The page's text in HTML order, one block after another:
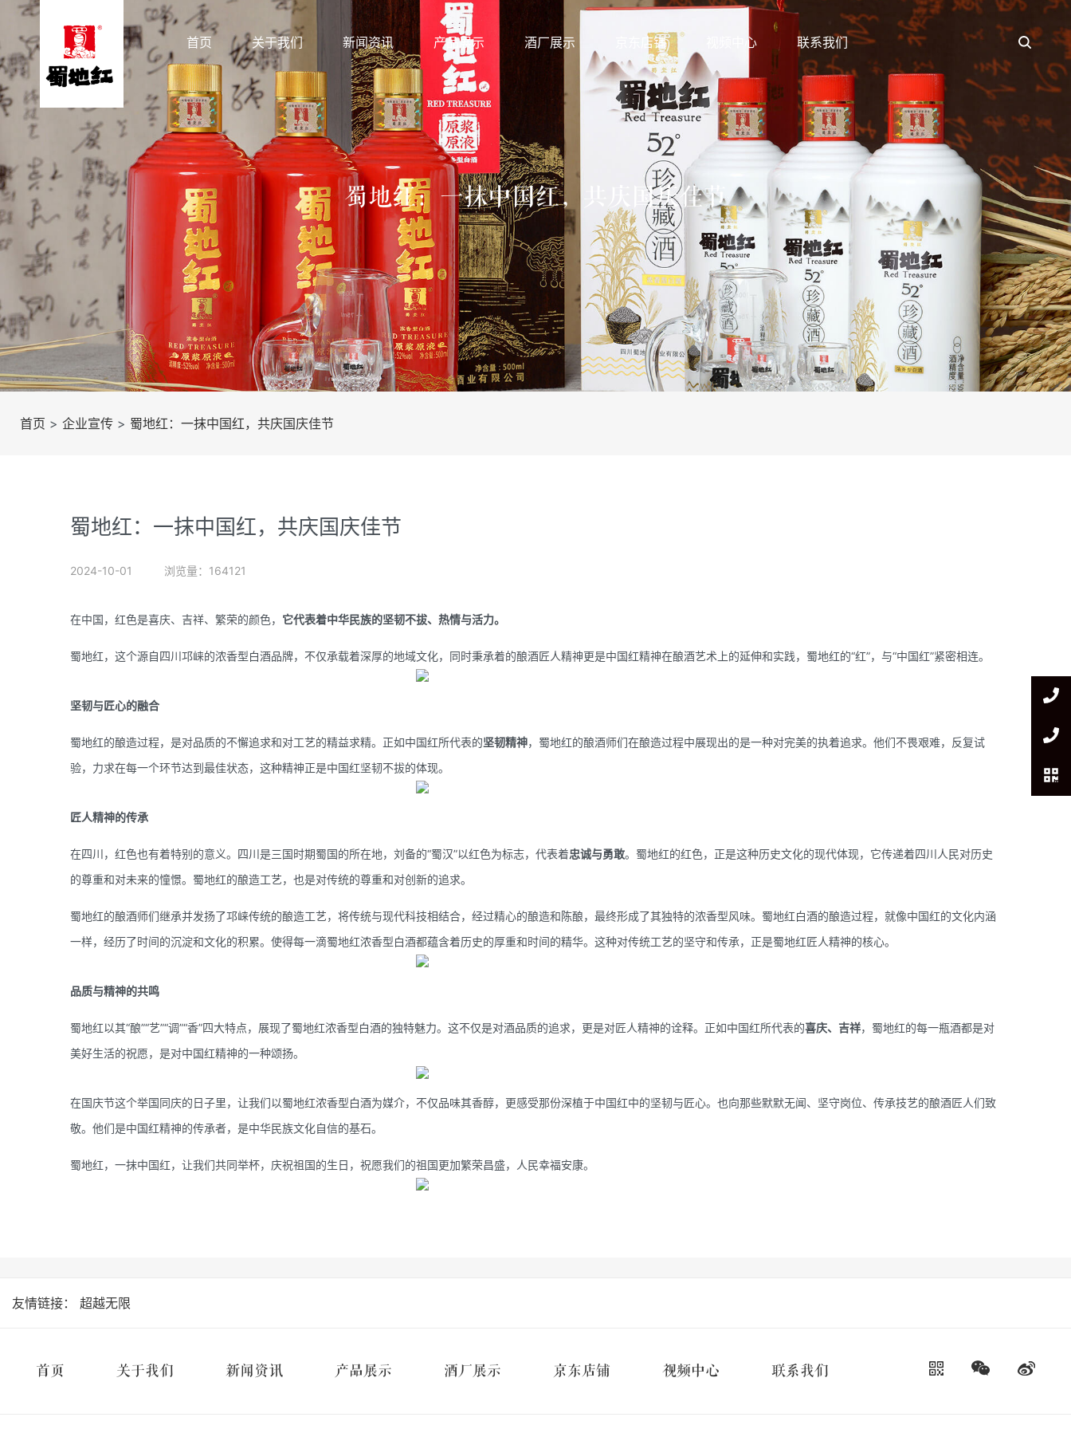
首页 关于我们 新闻资讯 产品展示 酒厂展示 京东店铺 视频中心 联系我们
蜀地红：一抹中国红，共庆国庆佳节
首页 > 企业宣传 > 蜀地红：一抹中国红，共庆国庆佳节
蜀地红：一抹中国红，共庆国庆佳节
2024-10-01 浏览量：164121
在中国，红色是喜庆、吉祥、繁荣的颜色， 它代表着中华民族的坚韧不拔、热情与活力。
蜀地红，这个源自四川邛崃的浓香型白酒品牌，不仅承载着深厚的地域文化，同时秉承着的酿酒匠人精神更是中国红精神在酿酒艺术上的延伸和实践，蜀地红的“红”，与“中国红”紧密相连。
坚韧与匠心的融合
蜀地红的酿造过程，是对品质的不懈追求和对工艺的精益求精。正如中国红所代表的坚韧精神，蜀地红的酿酒师们在酿造过程中展现出的是一种对完美的执着追求。他们不畏艰难，反复试
验，力求在每一个环节达到最佳状态，这种精神正是中国红坚韧不拔的体现。
匠人精神的传承
在四川，红色也有着特别的意义。四川是三国时期蜀国的所在地，刘备的“蜀汉”以红色为标志，代表着忠诚与勇敢。蜀地红的红色，正是这种历史文化的现代体现，它传递着四川人民对历史
的尊重和对未来的憧憬。蜀地红的酿造工艺，也是对传统的尊重和对创新的追求。
蜀地红的酿酒师们继承并发扬了邛崃传统的酿造工艺，将传统与现代科技相结合，经过精心的酿造和陈酿，最终形成了其独特的浓香型风味。蜀地红白酒的酿造过程，就像中国红的文化内涵
一样，经历了时间的沉淀和文化的积累。使得每一滴蜀地红浓香型白酒都蕴含着历史的厚重和时间的精华。这种对传统工艺的坚守和传承，正是蜀地红匠人精神的核心。
品质与精神的共鸣
蜀地红以其“酿”“艺”“调”“香”四大特点，展现了蜀地红浓香型白酒的独特魅力。这不仅是对酒品质的追求，更是对匠人精神的诠释。正如中国红所代表的喜庆、吉祥，蜀地红的每一瓶酒都是对
美好生活的祝愿，是对中国红精神的一种颂扬。
在国庆节这个举国同庆的日子里，让我们以蜀地红浓香型白酒为媒介，不仅品味其香醇，更感受那份深植于中国红中的坚韧与匠心。也向那些默默无闻、坚守岗位、传承技艺的酿酒匠人们致
敬。他们是中国红精神的传承者，是中华民族文化自信的基石。
蜀地红，一抹中国红，让我们共同举杯，庆祝祖国的生日，祝愿我们的祖国更加繁荣昌盛，人民幸福安康。
友情链接： 超越无限
首页 关于我们 新闻资讯 产品展示 酒厂展示 京东店铺 视频中心 联系我们